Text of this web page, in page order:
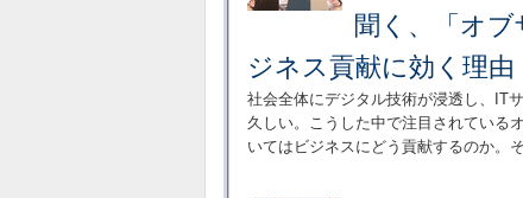
聞く、「オ
ジネス貢献に効く理由
社会全体にデジタル技術が浸透し、IT
久しい。こうした中で注目されている
いてはビジネスにどう貢献するのか。